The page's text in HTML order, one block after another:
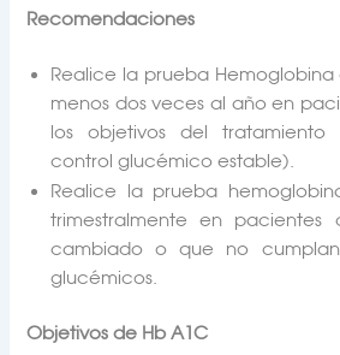
Recomendaciones
Realice la prueba Hemoglobina
menos dos veces al año en
los objetivos del
control glucémico estable).
Realice la prueba
trimestralmente en pacientes
cambiado o que no
glucémicos.
Objetivos de Hb A1C